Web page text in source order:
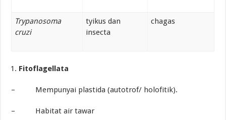
Trypanosoma
cruzi
tyikus dan
insecta
chagas
Fitoflagellata
– Mempunyai plastida (autotrof/ holofitik).
– Habitat air tawar